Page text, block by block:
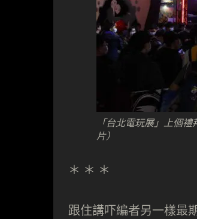
「台北電玩展」上個
片）
＊ ＊ ＊
跟住講吓編者另一樣最